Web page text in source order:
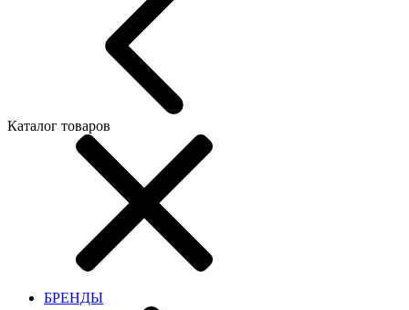
Каталог товаров
БРЕНДЫ